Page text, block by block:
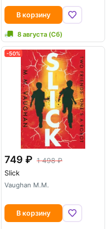
В корзину
8 августа (Сб)
-50%
749
1 498
Slick
Vaughan M.M.
В корзину